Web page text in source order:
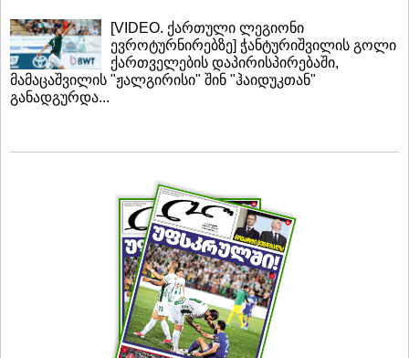
[VIDEO. ქართული ლეგიონი
ევროტურნირებზე] ჭანტურიშვილის გოლი
ქართველების დაპირისპირებაში,
მამაცაშვილის "ჟალგირისი" შინ "ჰაიდუკთან"
განადგურდა...